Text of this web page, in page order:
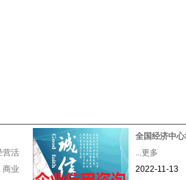
营活
商业
全国经济中
...更多
2022-11-13